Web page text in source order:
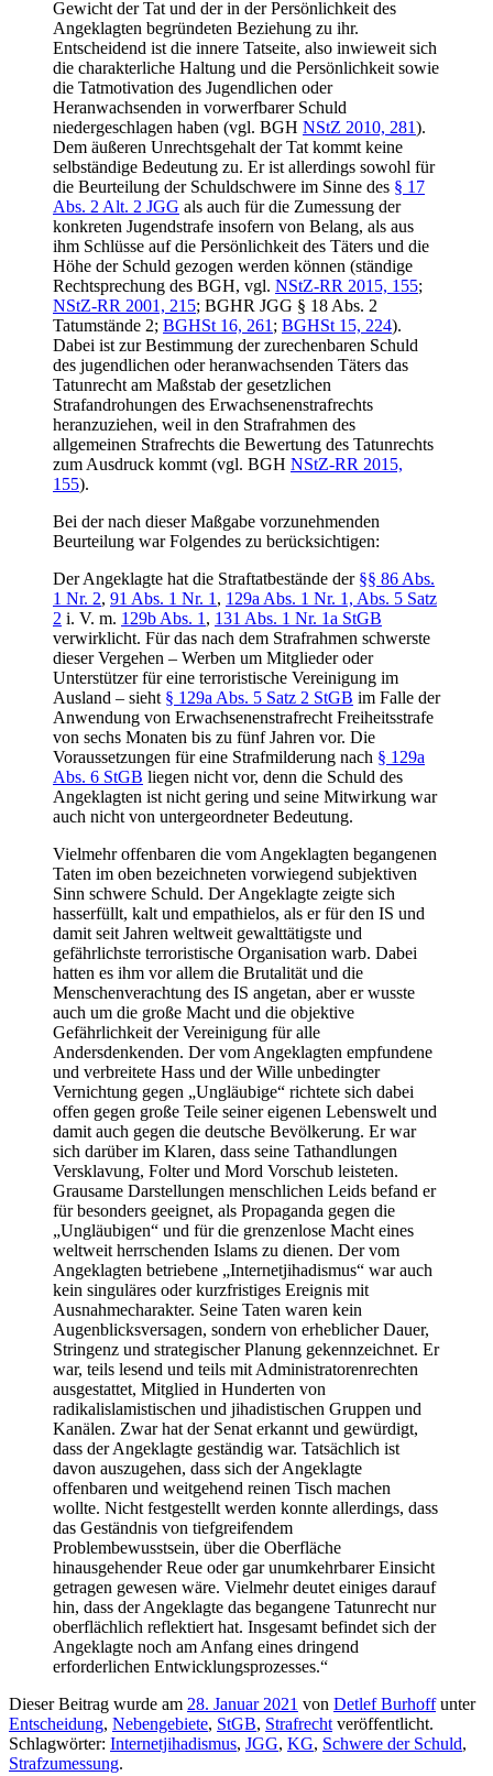
Gewicht der Tat und der in der Persönlichkeit des
Angeklagten begründeten Beziehung zu ihr.
Entscheidend ist die innere Tatseite, also inwieweit sich
die charakterliche Haltung und die Persönlichkeit sowie
die Tatmotivation des Jugendlichen oder
Heranwachsenden in vorwerfbarer Schuld
niedergeschlagen haben (vgl. BGH NStZ 2010, 281).
Dem äußeren Unrechtsgehalt der Tat kommt keine
selbständige Bedeutung zu. Er ist allerdings sowohl für
die Beurteilung der Schuldschwere im Sinne des § 17
Abs. 2 Alt. 2 JGG als auch für die Zumessung der
konkreten Jugendstrafe insofern von Belang, als aus
ihm Schlüsse auf die Persönlichkeit des Täters und die
Höhe der Schuld gezogen werden können (ständige
Rechtsprechung des BGH, vgl. NStZ-RR 2015, 155;
NStZ-RR 2001, 215; BGHR JGG § 18 Abs. 2
Tatumstände 2; BGHSt 16, 261 ; BGHSt 15, 224).
Dabei ist zur Bestimmung der zurechenbaren Schuld
des jugendlichen oder heranwachsenden Täters das
Tatunrecht am Maßstab der gesetzlichen
Strafandrohungen des Erwachsenenstrafrechts
heranzuziehen, weil in den Strafrahmen des
allgemeinen Strafrechts die Bewertung des Tatunrechts
zum Ausdruck kommt (vgl. BGH NStZ-RR 2015,
155).
Bei der nach dieser Maßgabe vorzunehmenden
Beurteilung war Folgendes zu berücksichtigen:
Der Angeklagte hat die Straftatbestände der §§ 86 Abs.
1 Nr. 2, 91 Abs. 1 Nr. 1 , 129a Abs. 1 Nr. 1, Abs. 5 Satz
2 i. V. m. 129b Abs. 1 , 131 Abs. 1 Nr. 1a StGB
verwirklicht. Für das nach dem Strafrahmen schwerste
dieser Vergehen – Werben um Mitglieder oder
Unterstützer für eine terroristische Vereinigung im
Ausland – sieht § 129a Abs. 5 Satz 2 StGB im Falle der
Anwendung von Erwachsenenstrafrecht Freiheitsstrafe
von sechs Monaten bis zu fünf Jahren vor. Die
Voraussetzungen für eine Strafmilderung nach § 129a
Abs. 6 StGB liegen nicht vor, denn die Schuld des
Angeklagten ist nicht gering und seine Mitwirkung war
auch nicht von untergeordneter Bedeutung.
Vielmehr offenbaren die vom Angeklagten begangenen
Taten im oben bezeichneten vorwiegend subjektiven
Sinn schwere Schuld. Der Angeklagte zeigte sich
hasserfüllt, kalt und empathielos, als er für den IS und
damit seit Jahren weltweit gewalttätigste und
gefährlichste terroristische Organisation warb. Dabei
hatten es ihm vor allem die Brutalität und die
Menschenverachtung des IS angetan, aber er wusste
auch um die große Macht und die objektive
Gefährlichkeit der Vereinigung für alle
Andersdenkenden. Der vom Angeklagten empfundene
und verbreitete Hass und der Wille unbedingter
Vernichtung gegen „Ungläubige“ richtete sich dabei
offen gegen große Teile seiner eigenen Lebenswelt und
damit auch gegen die deutsche Bevölkerung. Er war
sich darüber im Klaren, dass seine Tathandlungen
Versklavung, Folter und Mord Vorschub leisteten.
Grausame Darstellungen menschlichen Leids befand er
für besonders geeignet, als Propaganda gegen die
„Ungläubigen“ und für die grenzenlose Macht eines
weltweit herrschenden Islams zu dienen. Der vom
Angeklagten betriebene „Internetjihadismus“ war auch
kein singuläres oder kurzfristiges Ereignis mit
Ausnahmecharakter. Seine Taten waren kein
Augenblicksversagen, sondern von erheblicher Dauer,
Stringenz und strategischer Planung gekennzeichnet. Er
war, teils lesend und teils mit Administratorenrechten
ausgestattet, Mitglied in Hunderten von
radikalislamistischen und jihadistischen Gruppen und
Kanälen. Zwar hat der Senat erkannt und gewürdigt,
dass der Angeklagte geständig war. Tatsächlich ist
davon auszugehen, dass sich der Angeklagte
offenbaren und weitgehend reinen Tisch machen
wollte. Nicht festgestellt werden konnte allerdings, dass
das Geständnis von tiefgreifendem
Problembewusstsein, über die Oberfläche
hinausgehender Reue oder gar unumkehrbarer Einsicht
getragen gewesen wäre. Vielmehr deutet einiges darauf
hin, dass der Angeklagte das begangene Tatunrecht nur
oberflächlich reflektiert hat. Insgesamt befindet sich der
Angeklagte noch am Anfang eines dringend
erforderlichen Entwicklungsprozesses.“
Dieser Beitrag wurde am 28. Januar 2021 von Detlef Burhoffunter
Entscheidung, Nebengebiete, StGB, Strafrecht veröffentlicht.
Schlagwörter: Internetjihadismus, JGG, KG, Schwere der Schuld,
Strafzumessung.